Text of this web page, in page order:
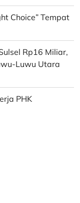
Choice” Tempat
Rp16 Miliar,
Luwu Utara
PHK